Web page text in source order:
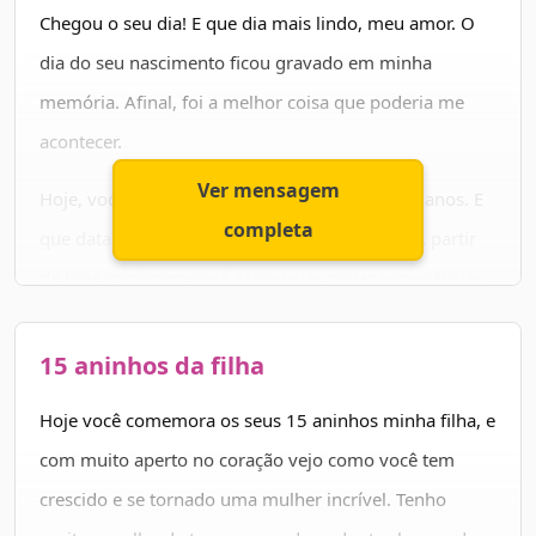
Aproveite cada minuto desse dia especial e seja feliz.
Eu te amo mais que tudo. Feliz aniversário!
Chegou o seu dia! E que dia mais lindo, meu amor. O
dia do seu nascimento ficou gravado em minha
memória. Afinal, foi a melhor coisa que poderia me
acontecer.
Hoje, você completa os seus tão esperados 15 anos. E
que data importante na vida de uma mulher! A partir
e verá como está crescendo não só fisicamente, mas
no seu interior.
Que nesse aniversário você tenha muitas surpresas
boas, te desejo tudo que há de melhor! Muita saúde,
muita paz, muito amor, muito sucesso e muitos sonhos
Ver mensagem
completa
15 aninhos da filha
Hoje você comemora os seus 15 aninhos minha filha, e
com muito aperto no coração vejo como você tem
crescido e se tornado uma mulher incrível. Tenho